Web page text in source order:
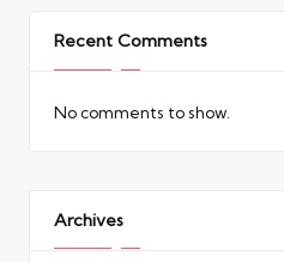
Recent Comments
No comments to show.
Archives